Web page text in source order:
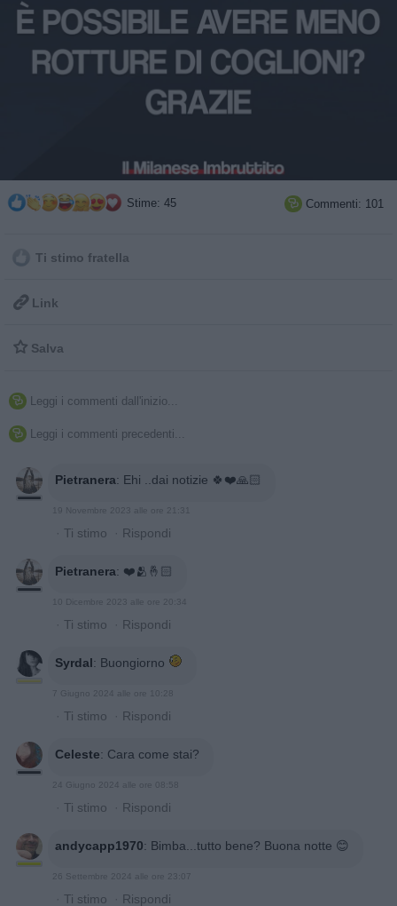
Stime: 45  Commenti: 101
Ti stimo fratella
 Link
 Salva
 Leggi i commenti dall'inizio...
 Leggi i commenti precedenti...
Pietranera: Ehi ..dai notizie 🍀❤️🙏🏻
19 Novembre 2023 alle ore 21:31
· Ti stimo · Rispondi
Pietranera: ❤️🫂🤞🏻
10 Dicembre 2023 alle ore 20:34
· Ti stimo · Rispondi
Syrdal: Buongiorno
7 Giugno 2024 alle ore 10:28
· Ti stimo · Rispondi
Celeste: Cara come stai?
24 Giugno 2024 alle ore 08:58
· Ti stimo · Rispondi
andycapp1970: Bimba...tutto bene? Buona notte 😊
26 Settembre 2024 alle ore 23:07
· Ti stimo · Rispondi